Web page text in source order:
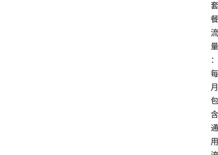
套
餐
流
量
：
每
月
包
含
通
用